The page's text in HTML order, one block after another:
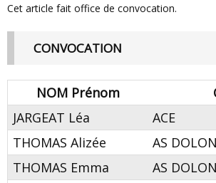
Cet article fait office de convocation.
CONVOCATION
NOM Prénom
JARGEAT Léa
ACE
THOMAS Alizée
AS DOLON
THOMAS Emma
AS DOLON